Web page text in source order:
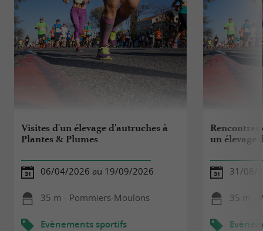
Visites d'un élevage d'autruches à
Plantes & Plumes
06/04/2026 au 19/09/2026
35 m - Pommiers-Moulons
Evènements sportifs
Rencontres
un élevage
31/08/
35 m -